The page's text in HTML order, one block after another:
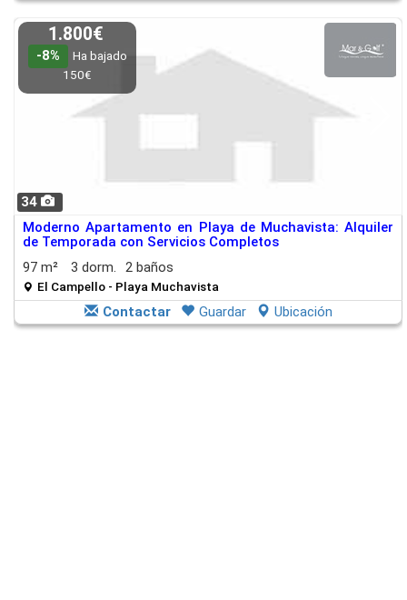
34
1.800€
-8%
Ha bajado
150€
Moderno Apartamento en Playa de Muchavista: Alquiler
de Temporada con Servicios Completos
97 m²
3 dorm. 2 baños
El Campello - Playa Muchavista
Contactar Guardar Ubicación